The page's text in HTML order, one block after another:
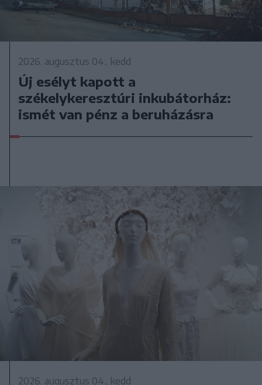
2026. augusztus 04., kedd
Új esélyt kapott a
székelykeresztúri inkubátorház:
ismét van pénz a beruházásra
2026. augusztus 04., kedd